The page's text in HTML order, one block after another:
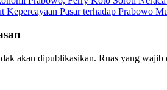
Kepercayaan Pasar terhadap Prabowo
akan dipublikasikan. Ruas yang wajib